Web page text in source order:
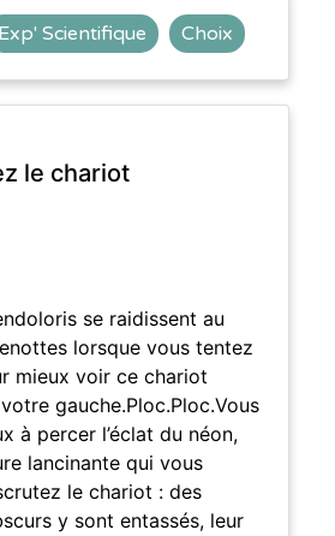
Exp' Scientifique Choix
le chariot
se raidissent au
lorsque vous tentez
mieux voir ce chariot
gauche.Ploc.Ploc.Vous
à percer l’éclat du néon,
lancinante qui vous
le chariot : des
y sont entassés, leur